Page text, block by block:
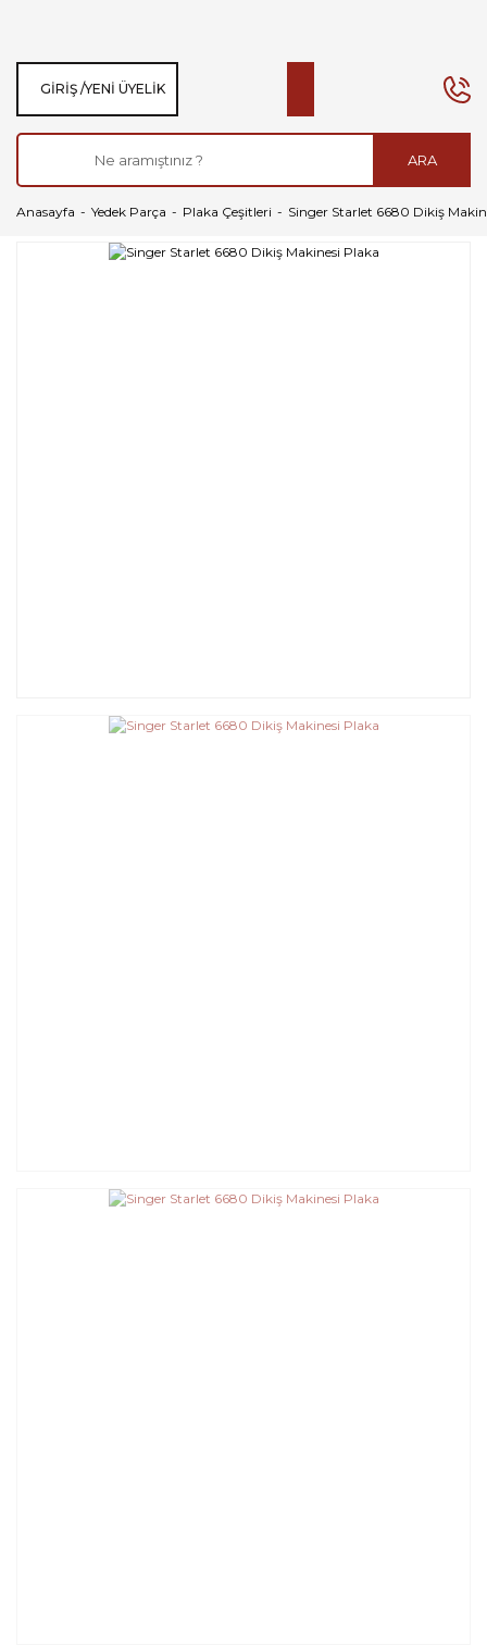
ARA
GIRIŞ /YENI ÜYELIK
Anasayfa Yedek Parça Plaka Çeşitleri Singer Starlet 6680 Dikiş